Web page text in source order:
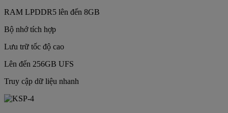
RAM LPDDR5 lên đến 8GB
Bộ nhớ tích hợp
Lưu trữ tốc độ cao
Lên đến 256GB UFS
Truy cập dữ liệu nhanh